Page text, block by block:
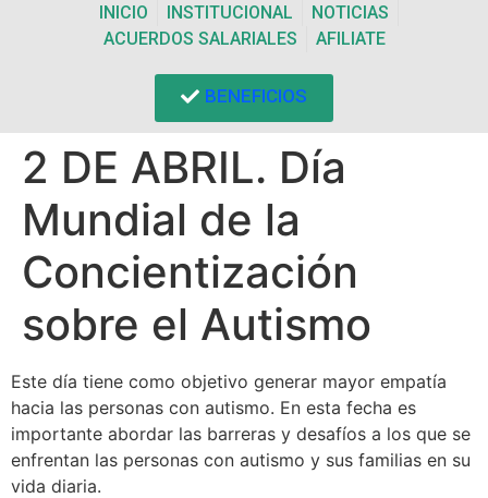
INICIO INSTITUCIONAL
NOTICIAS
ACUERDOS SALARIALES
AFILIATE
BENEFICIOS
2 DE ABRIL. Día
Mundial de la
Concientización
sobre el Autismo
Este día tiene como objetivo generar mayor empatía
hacia las personas con autismo. En esta fecha es
importante abordar las barreras y desafíos a los que se
enfrentan las personas con autismo y sus familias en su
vida diaria.